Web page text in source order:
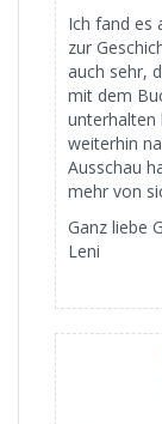
Ich fand es
zur
auch sehr,
mit dem
unterhalten
weiterhin
Ausschau
mehr von
Ganz liebe
Leni